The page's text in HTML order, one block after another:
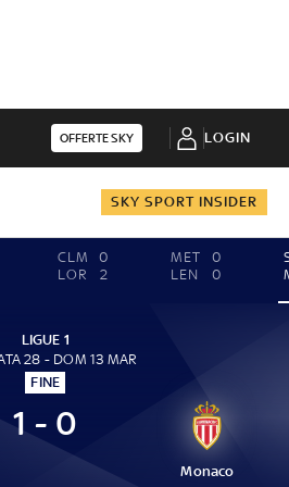
OFFERTE SKY LOGIN
SKY SPORT INSIDER
CLM
0
LOR
2
MET
0
LEN
0
LIGUE 1
28 - DOM 13 MAR
FINE
1 - 0
Monaco